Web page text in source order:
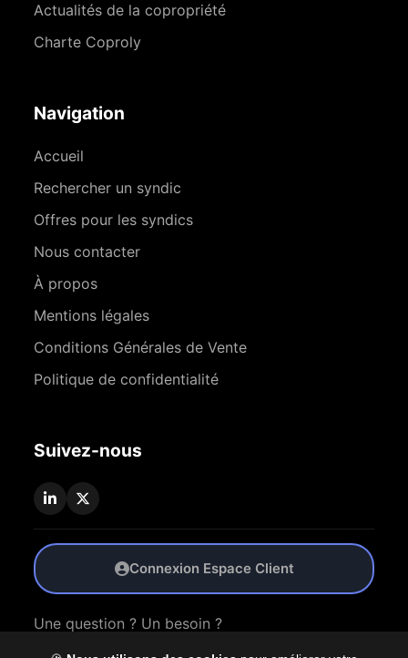
Actualités de la copropriété
Charte Coproly
Navigation
Accueil
Rechercher un syndic
Offres pour les syndics
Nous contacter
À propos
Mentions légales
Conditions Générales de Vente
Politique de confidentialité
Suivez-nous
Connexion Espace Client
Une question ? Un besoin ?